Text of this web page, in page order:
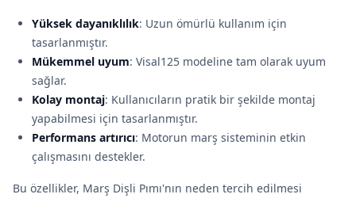
Yüksek dayanıklılık: Uzun ömürlü kullanım için
tasarlanmıştır.
Mükemmel uyum: Visal125 modeline tam olarak uyum
sağlar.
Kolay montaj: Kullanıcıların pratik bir şekilde montaj
yapabilmesi için tasarlanmıştır.
Performans artırıcı: Motorun marş sisteminin etkin
çalışmasını destekler.
Bu özellikler, Marş Dişli Pımı'nın neden tercih edilmesi